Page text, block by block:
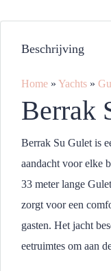
Beschrijving
Home » Yachts »
Berrak
Berrak Su Gulet is
aandacht voor elke
33 meter lange
zorgt voor een
gasten. Het jacht
eetruimtes om aan